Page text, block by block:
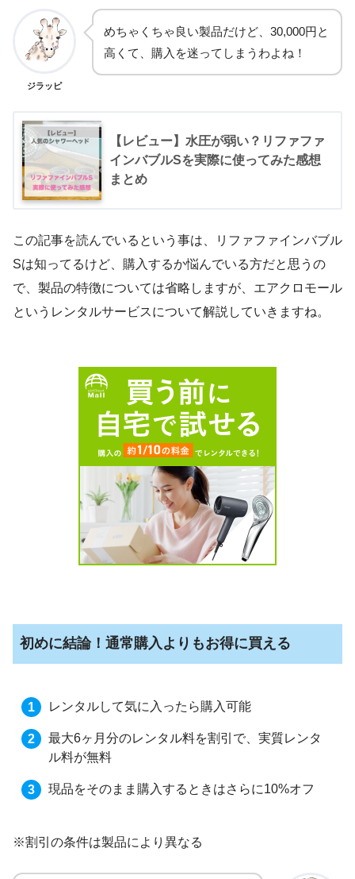
ジラッピ
めちゃくちゃ良い製品だけど、30,000円と
高くて、購入を迷ってしまうわよね！
【レビュー】水圧が弱い？リファファ
インバブルSを実際に使ってみた感想
まとめ
この記事を読んでいるという事は、リファファインバブル
Sは知ってるけど、購入するか悩んでいる方だと思うの
で、製品の特徴については省略しますが、エアクロモール
というレンタルサービスについて解説していきますね。
初めに結論！通常購入よりもお得に買える
レンタルして気に入ったら購入可能
最大6ヶ月分のレンタル料を割引で、実質レンタ
ル料が無料
現品をそのまま購入するときはさらに10%オフ
※割引の条件は製品により異なる